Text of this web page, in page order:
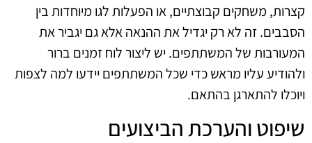
קצרות, משחקים קבוצתיים, או הפעלות לגו מיוחדות בין
הסבבים. זה לא רק יגדיל את ההנאה אלא גם יגביר את
המעורבות של המשתתפים. יש ליצור לוח זמנים ברור
ולהודיע עליו מראש כדי שכל המשתתפים יידעו למה לצפות
ויוכלו להתארגן בהתאם.
שיפוט והערכת הביצועים